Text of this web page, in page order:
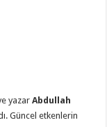
yazarAbdullah
Güncel etkenlerin